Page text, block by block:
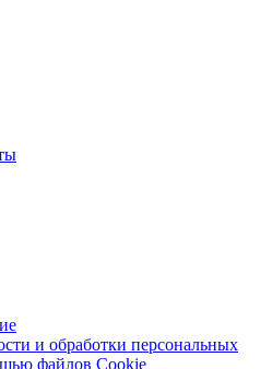
и обработки персональных
файлов Cookie